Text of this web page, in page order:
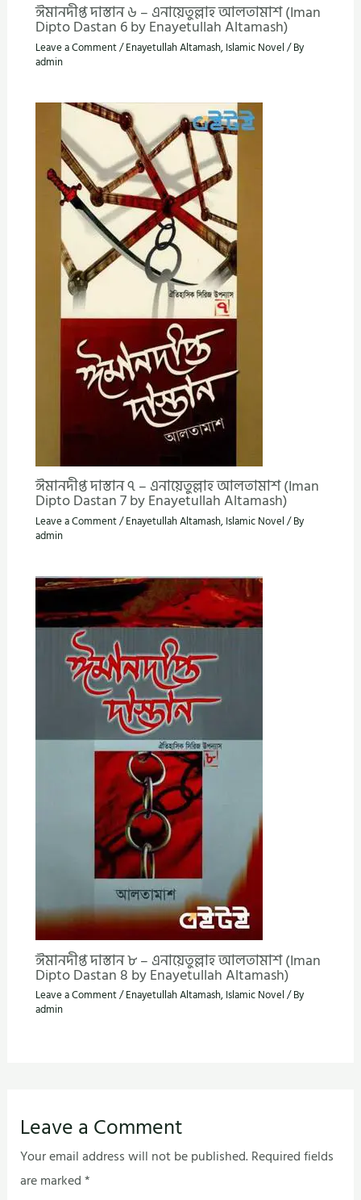
ঈমানদীপ্ত দাস্তান ৬ – এনায়েতুল্লাহ আলতামাশ (Iman
Dipto Dastan 6 by Enayetullah Altamash)
Leave a Comment/Enayetullah Altamash, Islamic Novel / By
admin
ঈমানদীপ্ত দাস্তান ৭ – এনায়েতুল্লাহ আলতামাশ (Iman
Dipto Dastan 7 by Enayetullah Altamash)
Leave a Comment/Enayetullah Altamash, Islamic Novel / By
admin
ঈমানদীপ্ত দাস্তান ৮ – এনায়েতুল্লাহ আলতামাশ (Iman
Dipto Dastan 8 by Enayetullah Altamash)
Leave a Comment/Enayetullah Altamash, Islamic Novel / By
admin
Leave a Comment
Your email address will not be published.Required fields
are marked*